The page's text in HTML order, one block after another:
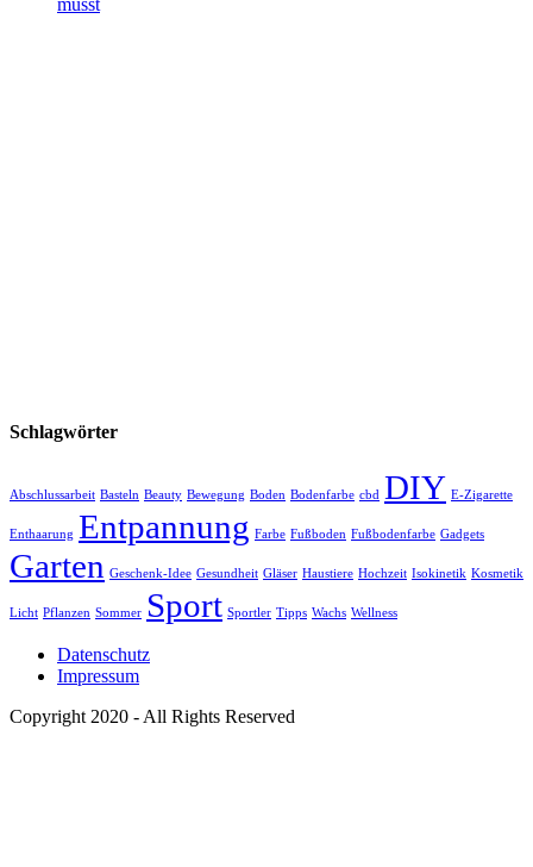
Schlagwörter
Abschlussarbeit Basteln Beauty Bewegung Boden Bodenfarbe cbd DIY E-Zigarette
Enthaarung Entpannung Farbe Fußboden Fußbodenfarbe Gadgets
Garten Geschenk-Idee Gesundheit Gläser Haustiere Hochzeit Isokinetik Kosmetik
Licht Pflanzen Sommer Sport Sportler Tipps Wachs Wellness
Datenschutz
Impressum
Copyright 2020 - All Rights Reserved